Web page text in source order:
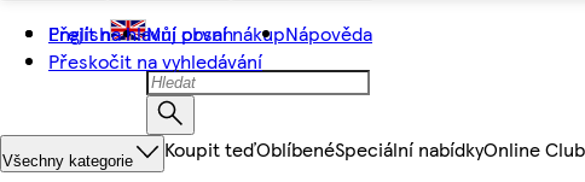
Přejít na hlavní obsah
Přeskočit na vyhledávání
English Můj první nákupNápověda
Všechny kategorie Koupit teďOblíbenéSpeciální nabídkyOnline Club